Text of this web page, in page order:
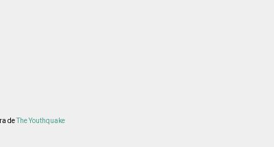
deThe Youthquake